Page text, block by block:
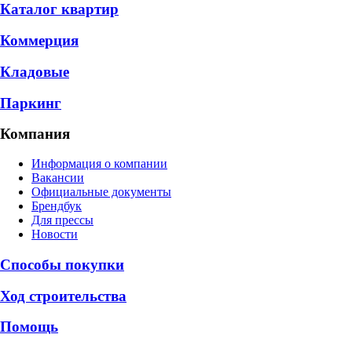
Каталог квартир
Коммерция
Кладовые
Паркинг
Компания
Информация о компании
Вакансии
Официальные документы
Брендбук
Для прессы
Новости
Способы покупки
Ход строительства
Помощь